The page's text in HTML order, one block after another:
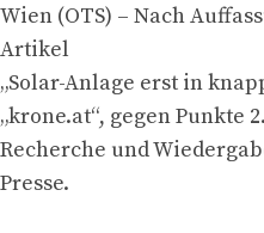
Wien (OTS) – Nach
Artikel
„Solar-Anlage erst in
„krone.at“, gegen
Recherche und
Presse.